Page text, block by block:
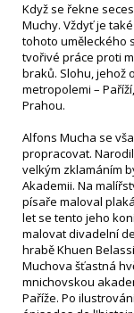
Když se řekne
Muchy. Vždyť je
tohoto uměleckého
tvořivé práce proti
braků. Slohu, jehož
metropolemi –
Prahou.
Alfons Mucha se
propracovat.
velkým zklamáním
Akademii. Na
písaře maloval
let se tento jeho
malovat divadelní
hrabě Khuen
Muchova šťastná
mnichovskou
Paříže. Po